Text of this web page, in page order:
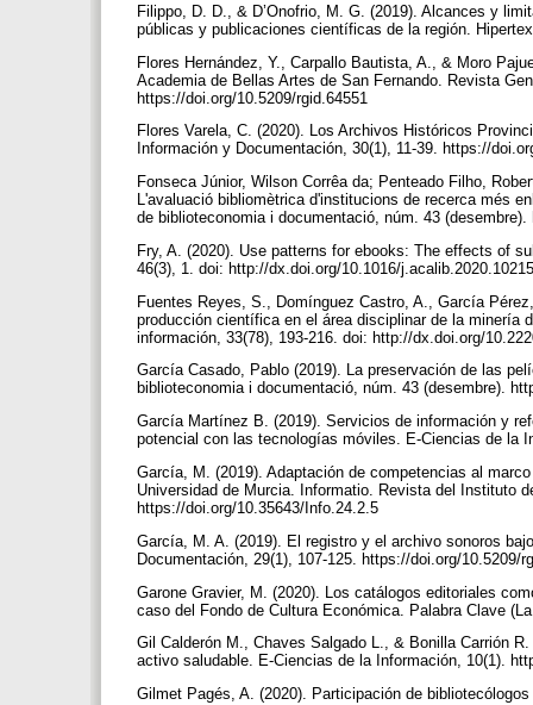
Filippo, D. D., & D’Onofrio, M. G. (2019). Alcances y
públicas y publicaciones científicas de la región.
Flores Hernández, Y., Carpallo Bautista, A., & Moro
Academia de Bellas Artes de San Fernando. Revista
https://doi.org/10.5209/rgid.64551
Flores Varela, C. (2020). Los Archivos Históricos
Información y Documentación, 30(1), 11-39. https://
Fonseca Júnior, Wilson Corrêa da; Penteado Filho,
L'avaluació bibliomètrica d'institucions de recerca més
de biblioteconomia i documentació, núm. 43
Fry, A. (2020). Use patterns for ebooks: The effects of
46(3), 1. doi: http://dx.doi.org/10.1016/
Fuentes Reyes, S., Domínguez Castro, A., García
producción científica en el área disciplinar de la minería
información, 33(78), 193-216. doi: http://dx.doi.org/
García Casado, Pablo (2019). La preservación de las
biblioteconomia i documentació, núm. 43 (desembre).
García Martínez B. (2019). Servicios de información y
potencial con las tecnologías móviles. E-Ciencias de la
García, M. (2019). Adaptación de competencias al
Universidad de Murcia. Informatio. Revista del Instituto
https://doi.org/10.35643/Info.24.2.5
García, M. A. (2019). El registro y el archivo sonoros
Documentación, 29(1), 107-125. https://doi.org/10.5209/
Garone Gravier, M. (2020). Los catálogos editoriales
caso del Fondo de Cultura Económica. Palabra Clave
Gil Calderón M., Chaves Salgado L., & Bonilla Carrión
activo saludable. E-Ciencias de la Información, 10(1).
Gilmet Pagés, A. (2020). Participación de